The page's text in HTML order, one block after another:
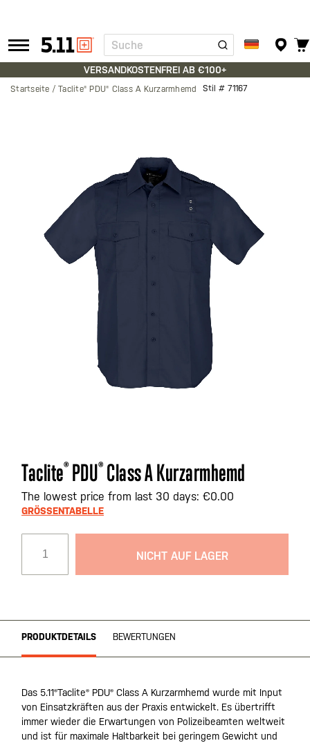
Tactical
Gear
Suche
VERSANDKOSTENFREI AB €100+
Startseite Taclite® PDU® Class A Kurzarmhemd Stil # 71167
Zum
Anfang
der
Bildgalerie
Taclite® PDU® Class A Kurzarmhemd
The lowest price from last 30 days: €0.00
GRÖSSENTABELLE
NICHT AUF LAGER
PRODUKTDETAILS BEWERTUNGEN
Das 5.11®Taclite® PDU® Class A Kurzarmhemd wurde mit Input
von Einsatzkräften aus der Praxis entwickelt. Es übertrifft
immer wieder die Erwartungen von Polizeibeamten weltweit
und ist für maximale Haltbarkeit bei geringem Gewicht und